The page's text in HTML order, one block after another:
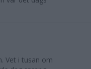
Vet i tusan om